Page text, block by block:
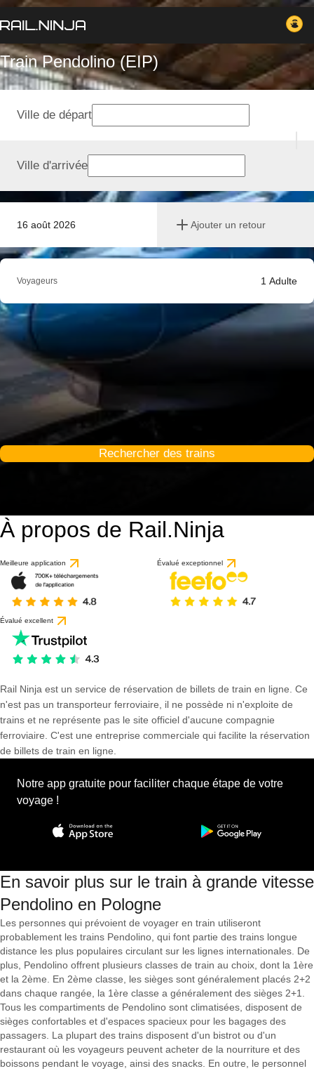
Train Pendolino (EIP)
16 août 2026 Ajouter un retour
Ville de départ
Ville d'arrivée
Voyageurs 1 Adulte
Rechercher des trains
À propos de Rail.Ninja
Meilleure application Évalué exceptionnel
Évalué excellent
Rail Ninja est un service de réservation de billets de train en ligne. Ce
n'est pas un transporteur ferroviaire, il ne possède ni n'exploite de
trains et ne représente pas le site officiel d'aucune compagnie
ferroviaire. C'est une entreprise commerciale qui facilite la réservation
de billets de train en ligne.
Notre app gratuite pour faciliter chaque étape de votre
voyage !
En savoir plus sur le train à grande vitesse
Pendolino en Pologne
Les personnes qui prévoient de voyager en train utiliseront
probablement les trains Pendolino, qui font partie des trains longue
distance les plus populaires circulant sur les lignes internationales. De
plus, Pendolino offrent plusieurs classes de train au choix, dont la 1ère
et la 2ème. En 2ème classe, les sièges sont généralement placés 2+2
dans chaque rangée, la 1ère classe a généralement des sièges 2+1.
Tous les compartiments de Pendolino sont climatisées, disposent de
sièges confortables et d'espaces spacieux pour les bagages des
passagers. La plupart des trains disposent d'un bistrot ou d'un
restaurant où les voyageurs peuvent acheter de la nourriture et des
boissons pendant le voyage, ainsi des snacks. En outre, le personnel